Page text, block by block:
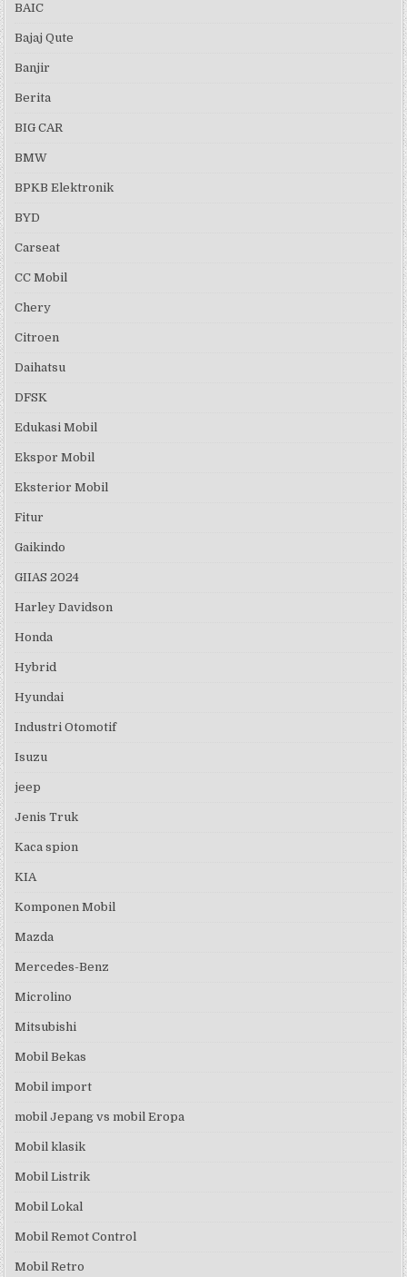
BAIC
Bajaj Qute
Banjir
Berita
BIG CAR
BMW
BPKB Elektronik
BYD
Carseat
CC Mobil
Chery
Citroen
Daihatsu
DFSK
Edukasi Mobil
Ekspor Mobil
Eksterior Mobil
Fitur
Gaikindo
GIIAS 2024
Harley Davidson
Honda
Hybrid
Hyundai
Industri Otomotif
Isuzu
jeep
Jenis Truk
Kaca spion
KIA
Komponen Mobil
Mazda
Mercedes-Benz
Microlino
Mitsubishi
Mobil Bekas
Mobil import
mobil Jepang vs mobil Eropa
Mobil klasik
Mobil Listrik
Mobil Lokal
Mobil Remot Control
Mobil Retro